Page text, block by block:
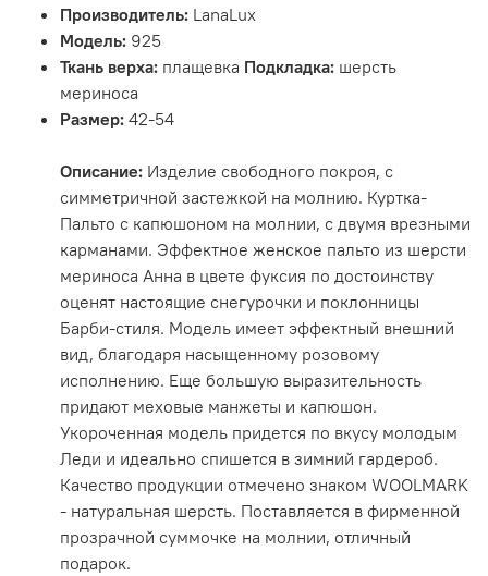
Производитель: LanaLux
Модель: 925
Ткань верха: плащевка Подкладка: шерсть
мериноса
Размер: 42-54
Описание: Изделие свободного покроя, с
симметричной застежкой на молнию. Куртка-
Пальто с капюшоном на молнии, с двумя врезными
карманами. Эффектное женское пальто из шерсти
мериноса Анна в цвете фуксия по достоинству
оценят настоящие снегурочки и поклонницы
Барби-стиля. Модель имеет эффектный внешний
вид, благодаря насыщенному розовому
исполнению. Еще большую выразительность
придают меховые манжеты и капюшон.
Укороченная модель придется по вкусу молодым
Леди и идеально спишется в зимний гардероб.
Качество продукции отмечено знаком WOOLMARK
- натуральная шерсть. Поставляется в фирменной
прозрачной суммочке на молнии, отличный
подарок.